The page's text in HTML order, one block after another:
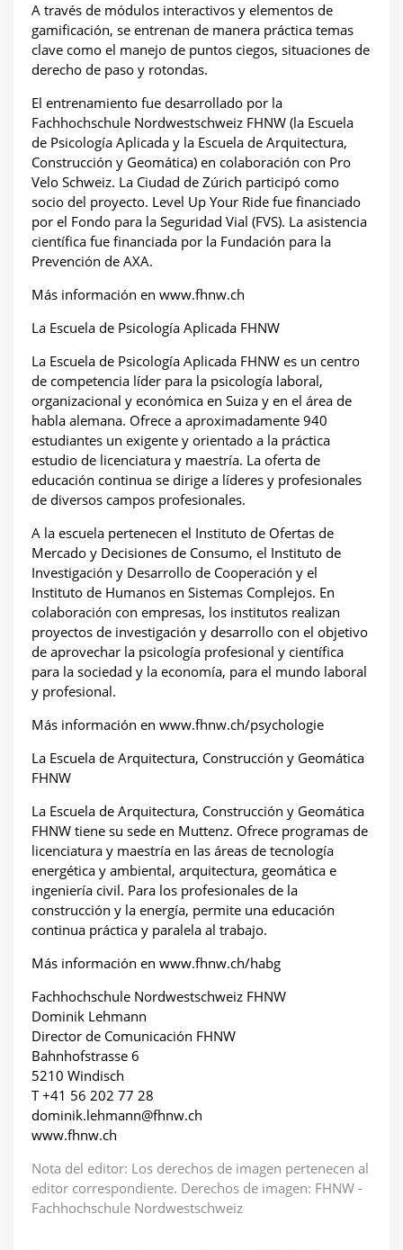
A través de módulos interactivos y elementos de
gamificación, se entrenan de manera práctica temas
clave como el manejo de puntos ciegos, situaciones de
derecho de paso y rotondas.
El entrenamiento fue desarrollado por la
Fachhochschule Nordwestschweiz FHNW (la Escuela
de Psicología Aplicada y la Escuela de Arquitectura,
Construcción y Geomática) en colaboración con Pro
Velo Schweiz. La Ciudad de Zúrich participó como
socio del proyecto. Level Up Your Ride fue financiado
por el Fondo para la Seguridad Vial (FVS). La asistencia
científica fue financiada por la Fundación para la
Prevención de AXA.
Más información en www.fhnw.ch
La Escuela de Psicología Aplicada FHNW
La Escuela de Psicología Aplicada FHNW es un centro
de competencia líder para la psicología laboral,
organizacional y económica en Suiza y en el área de
habla alemana. Ofrece a aproximadamente 940
estudiantes un exigente y orientado a la práctica
estudio de licenciatura y maestría. La oferta de
educación continua se dirige a líderes y profesionales
de diversos campos profesionales.
A la escuela pertenecen el Instituto de Ofertas de
Mercado y Decisiones de Consumo, el Instituto de
Investigación y Desarrollo de Cooperación y el
Instituto de Humanos en Sistemas Complejos. En
colaboración con empresas, los institutos realizan
proyectos de investigación y desarrollo con el objetivo
de aprovechar la psicología profesional y científica
para la sociedad y la economía, para el mundo laboral
y profesional.
Más información en www.fhnw.ch/psychologie
La Escuela de Arquitectura, Construcción y Geomática
FHNW
La Escuela de Arquitectura, Construcción y Geomática
FHNW tiene su sede en Muttenz. Ofrece programas de
licenciatura y maestría en las áreas de tecnología
energética y ambiental, arquitectura, geomática e
ingeniería civil. Para los profesionales de la
construcción y la energía, permite una educación
continua práctica y paralela al trabajo.
Más información en www.fhnw.ch/habg
Fachhochschule Nordwestschweiz FHNW
Dominik Lehmann
Director de Comunicación FHNW
Bahnhofstrasse 6
5210 Windisch
T +41 56 202 77 28
dominik.lehmann@fhnw.ch
www.fhnw.ch
Nota del editor: Los derechos de imagen pertenecen al
editor correspondiente. Derechos de imagen: FHNW -
Fachhochschule Nordwestschweiz